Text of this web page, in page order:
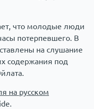
что молодые люди
потерпевшего. В
на слушание
содержания под
на русском